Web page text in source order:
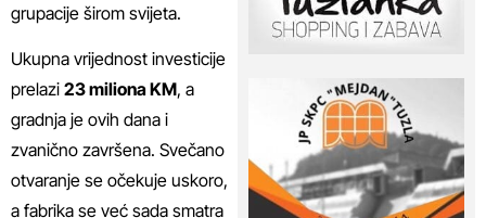
grupacije širom svijeta.
Ukupna vrijednost investicije
prelazi 23 miliona KM, a
gradnja je ovih dana i
zvanično završena. Svečano
otvaranje se očekuje uskoro,
a fabrika se već sada smatra